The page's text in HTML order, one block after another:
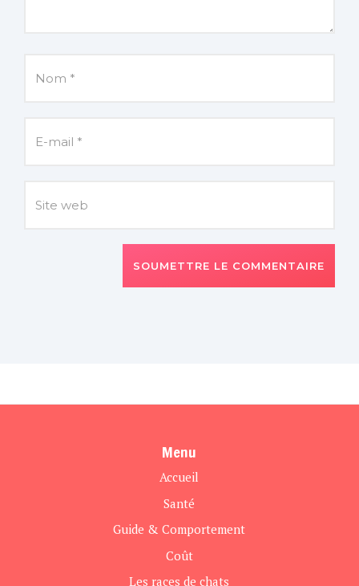
SOUMETTRE LE COMMENTAIRE
Menu
Accueil
Santé
Guide & Comportement
Coût
Les races de chats